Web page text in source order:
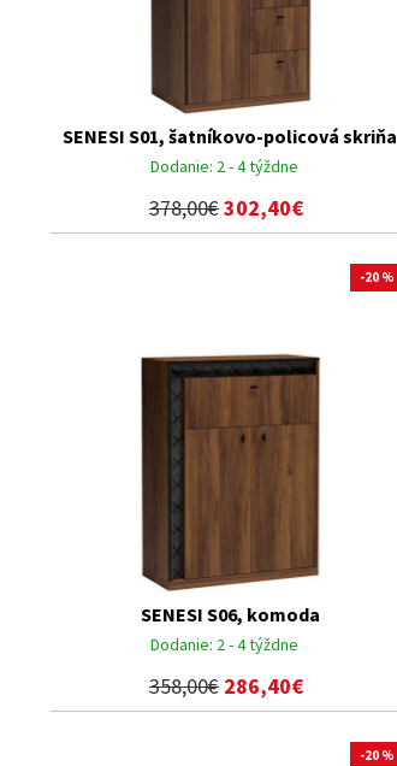
Dodanie: 2 - 4 týždne
SENESI S01, šatníkovo-policová skriňa
378,00€302,40€
-20 %
Dodanie: 2 - 4 týždne
SENESI S06, komoda
358,00€ 286,40€
-20 %